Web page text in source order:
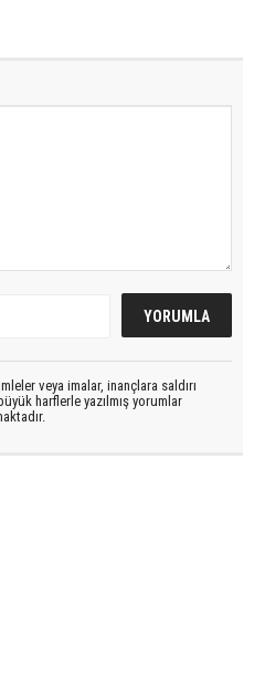
veya imalar, inançlara saldırı
harflerle yazılmış yorumlar